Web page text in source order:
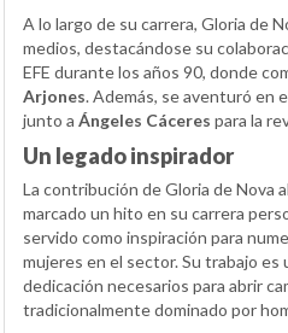
A lo largo de su carrera, Gloria de
medios, destacándose su
EFE durante los años 90, donde
Arjones. Además, se aventuró en
junto a Ángeles Cáceres para la
Un legado inspirador
La contribución de Gloria de Nova
marcado un hito en su carrera
servido como inspiración para
mujeres en el sector. Su trabajo
dedicación necesarios para abrir
tradicionalmente dominado por